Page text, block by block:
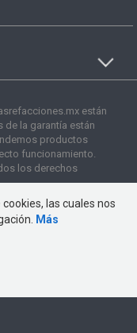
están
la garantía están
productos
funcionamiento.
los derechos
las cuales nos
Más